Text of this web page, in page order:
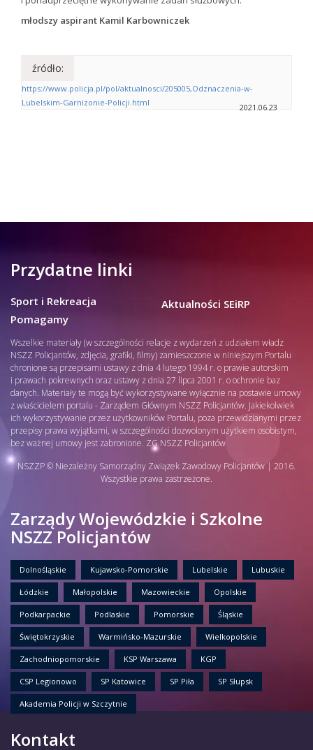
młodszy aspirant Kamil Karbowniczek
źródło:
https://www.policja.pl/pol/aktualnosci/205005,Odznaczenia-w-
Lubelskim-Garnizonie-Policji.html
2021.06.23
Przydatne linki
Sport i Rekreacja
Pomagamy
Aktualności SEiRP
Wszelkie materiały (w szczególności relacje z wydarzeń z udziałem władz
NSZZ Policjantów, zdjęcia, grafiki, filmy) zamieszczone w niniejszym Portalu
chronione są przepisami ustawy z dnia 4 lutego 1994 r. o prawie autorskim
i prawach pokrewnych oraz ustawy z dnia 27 lipca 2001 r. o ochronie baz
danych. Materiały te mogą być wykorzystywane wyłącznie na postawie umowy
z właścicielem portalu - Zarządem Głównym NSZZ Policjantów. Jakiekolwiek
ich wykorzystywanie przez użytkowników Portalu, poza przewidzianymi przez
przepisy prawa wyjątkami, w szczególności dozwolonym użytkiem osobistym,
bez ważnej umowy jest zabronione. ZG NSZZ Policjantów
NSZZP © Niezależny Samorządny Związek Zawodowy Policjantów | 2016.
Wszystkie prawa zastrzeżone.
Zarządy Wojewódzkie i Szkolne
NSZZ Policjantów
Dolnośląskie Kujawsko-Pomorskie Lubelskie Lubuskie
Łódzkie Małopolskie Mazowieckie Opolskie
Podkarpackie Podlaskie Pomorskie Śląskie
Świętokrzyskie Warmińsko-Mazurskie Wielkopolskie
Zachodniopomorskie KSP Warszawa KGP
CSP Legionowo SP Katowice SP Piła SP Słupsk
Akademia Policji w Szczytnie
Kontakt